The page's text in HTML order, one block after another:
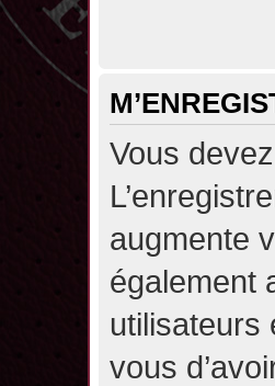
Vous
augmente
également
utilisateurs
vous